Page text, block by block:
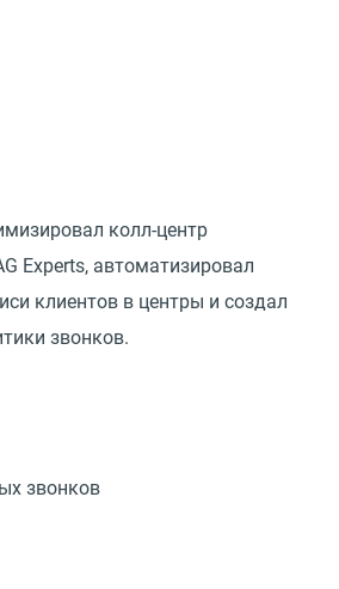
колл-центр
Experts, автоматизировал
клиентов в центры и создал
звонков.
звонков